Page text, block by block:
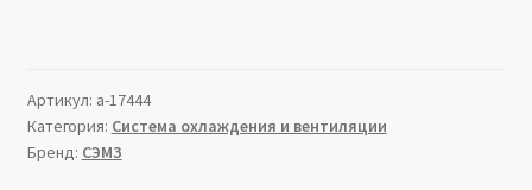
Артикул: a-17444
Категория: Система охлаждения и вентиляции
Бренд: СЭМЗ